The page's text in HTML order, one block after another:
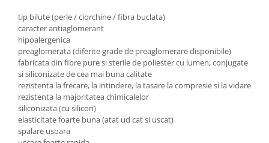
tip bilute (perle / ciorchine / fibra buclata)
caracter antiaglomerant
hipoalergenica
preaglomerata (diferite grade de preaglomerare disponibile)
fabricata din fibre pure si sterile de poliester cu lumen, conjugate
si siliconizate de cea mai buna calitate
rezistenta la frecare, la intindere, la tasare la compresie si la vidare
rezistenta la majoritatea chimicalelor
siliconizata (cu silicon)
elasticitate foarte buna (atat ud cat si uscat)
spalare usoara